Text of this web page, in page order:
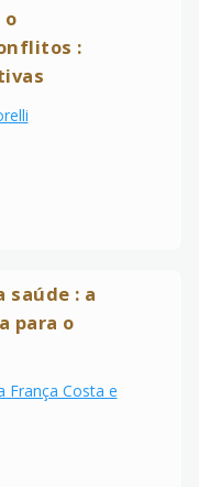
o
:
saúde : a
para o
França Costa e